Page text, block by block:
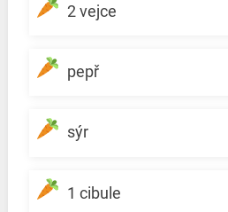
2 vejce
pepř
sýr
1 cibule